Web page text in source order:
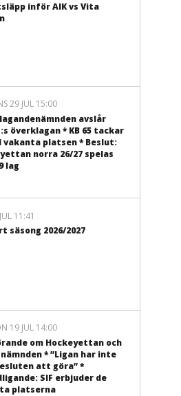
inför AIK vs Vita
29 JUL 15:00
avslår
överklagan * KB 65 tackar
vakanta platsen * Beslut:
norra 26/27 spelas
lag
11:41
säsong 2026/2027
19 JUL 14:00
om Hockeyettan och
* ”Ligan har inte
att göra” *
SIF erbjuder de
platserna